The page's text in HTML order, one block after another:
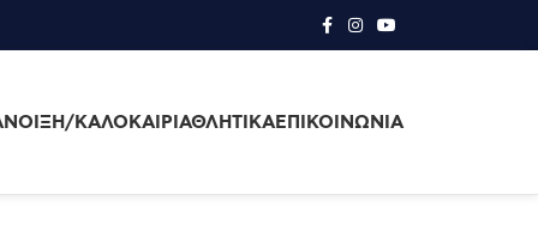
ΚΑΛΟΚΑΊΡΙΑΘΛΗΤΙΚΑΕΠΙΚΟΙΝΩΝΊΑ